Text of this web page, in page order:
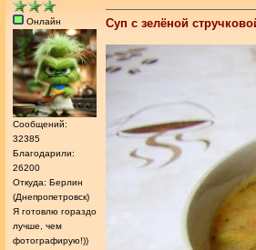
Онлайн
Сообщений:
32385
Благодарили:
26200
Откуда: Берлин
(Днепропетровск)
Я готовлю гораздо
лучше, чем
фотографирую!))
Cуп с зелёной